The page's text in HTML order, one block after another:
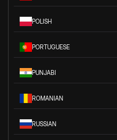
POLISH
PORTUGUESE
PUNJABI
ROMANIAN
RUSSIAN